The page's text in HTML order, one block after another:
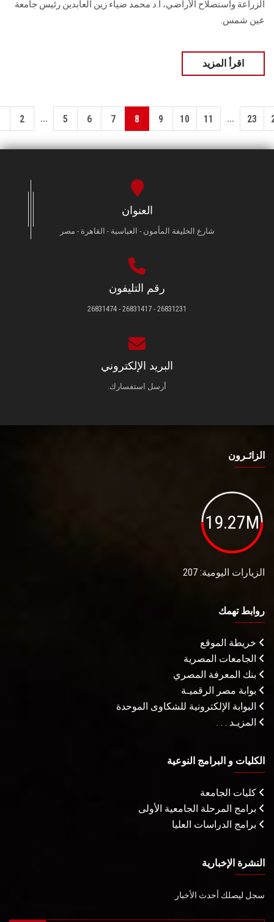
الزراعة واستصلاح الأراضي، أ.د محمد ضياء زين العابدين رئيس جامعة
عين شمس.
اقرأ المزيد
2 ... 5 6 7 8 9 10 11 ... 23
العنوان
شارع الخليفة المأمون - العباسية - القاهرة - مصر
رقم التليفون
26831231 - 26831417 - 26831474
البريد الإلكتروني
أرسل استفسارك.
الزائـرون
19.27M
الزيارات اليومية: 207
روابط تهمك
خريطة الموقع
الجامعات المصرية
بنك المعرفة المصري
بوابة مصر الرقميـة
البوابة الإلكترونية للشكاوى الموحدة
المزيـد . . .
الكليات و البرامج النوعية
كليات الجامعة
برامج المرحلة الجامعية الأولى
برامج الدراسات العليا
النشرة الإخبارية
سجل ليصلك أحدث الأخبار